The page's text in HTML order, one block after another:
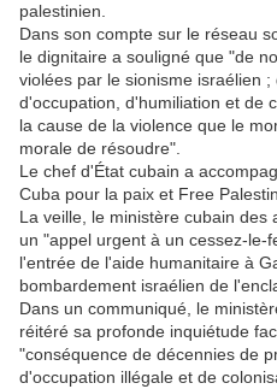
palestinien.
Dans son compte sur le réseau
le dignitaire a souligné que "de
violées par le sionisme israélien ;
d'occupation, d'humiliation et de
la cause de la violence que le
morale de résoudre".
Le chef d'État cubain a
Cuba pour la paix et Free
La veille, le ministère cubain
un "appel urgent à un cessez-le-
l'entrée de l'aide humanitaire à
bombardement israélien de
Dans un communiqué, le
réitéré sa profonde inquiétude
"conséquence de décennies de
d'occupation illégale et de